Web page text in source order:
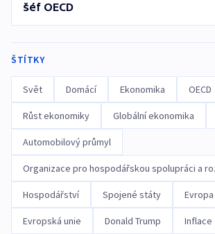
šéf OECD
ŠTÍTKY
Svět Domácí Ekonomika OECD
Růst ekonomiky Globální ekonomika
Automobilový průmyl
Organizace pro hospodářskou spolupráci a
Hospodářství Spojené státy Evropa
Evropská unie Donald Trump Inflace